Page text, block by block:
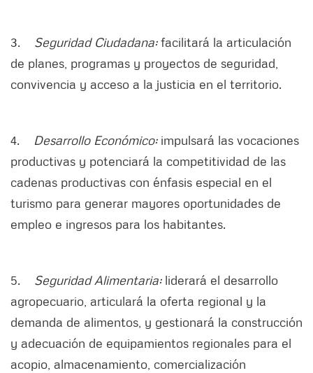
3. Seguridad Ciudadana:facilitará la articulación
de planes, programas y proyectos de seguridad,
convivencia y acceso a la justicia en el territorio.
4. Desarrollo Económico: impulsará las vocaciones
productivas y potenciará la competitividad de las
cadenas productivas con énfasis especial en el
turismo para generar mayores oportunidades de
empleo e ingresos para los habitantes.
5. Seguridad Alimentaria: liderará el desarrollo
agropecuario, articulará la oferta regional y la
demanda de alimentos, y gestionará la construcción
y adecuación de equipamientos regionales para el
acopio, almacenamiento, comercialización